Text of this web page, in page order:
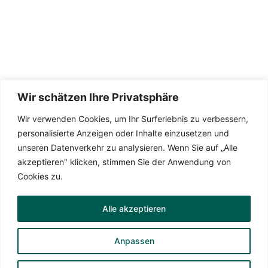
Wir schätzen Ihre Privatsphäre
Wir verwenden Cookies, um Ihr Surferlebnis zu verbessern,
personalisierte Anzeigen oder Inhalte einzusetzen und
unseren Datenverkehr zu analysieren. Wenn Sie auf „Alle
akzeptieren" klicken, stimmen Sie der Anwendung von
Cookies zu.
Anpassen
Alle akzeptieren
Die Seite wird betreut von TeamDreas 💚
Datenschutzerklärung
Impressum